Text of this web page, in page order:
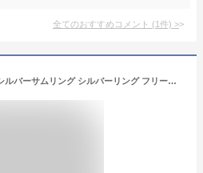
全てのおすすめコメント (1件) >
ペリドット クローバー シルバーサムリング シルバーリング フリーサイズ 12～14号 四葉のクローバー 四つ葉 レディース リング カジュアル オフィス コーデ ファッション 指輪 カフリング シルバー 天然石 誕生石 8月 記念日 誕生日 贈り物 プレゼント 人気 おしゃれ